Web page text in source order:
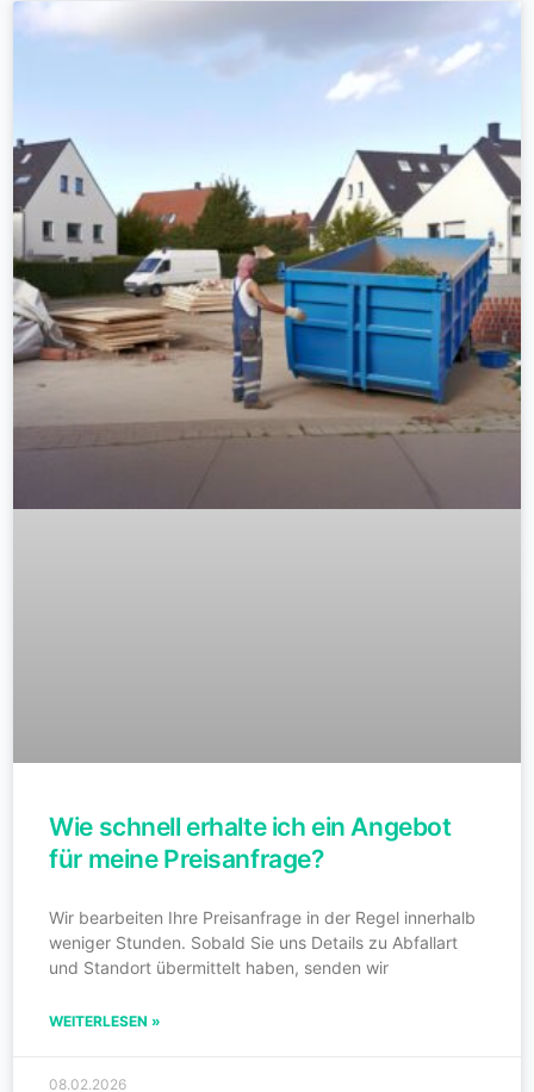
Wie schnell erhalte ich ein Angebot
für meine Preisanfrage?
Wir bearbeiten Ihre Preisanfrage in der Regel innerhalb
weniger Stunden. Sobald Sie uns Details zu Abfallart
und Standort übermittelt haben, senden wir
WEITERLESEN »
08.02.2026